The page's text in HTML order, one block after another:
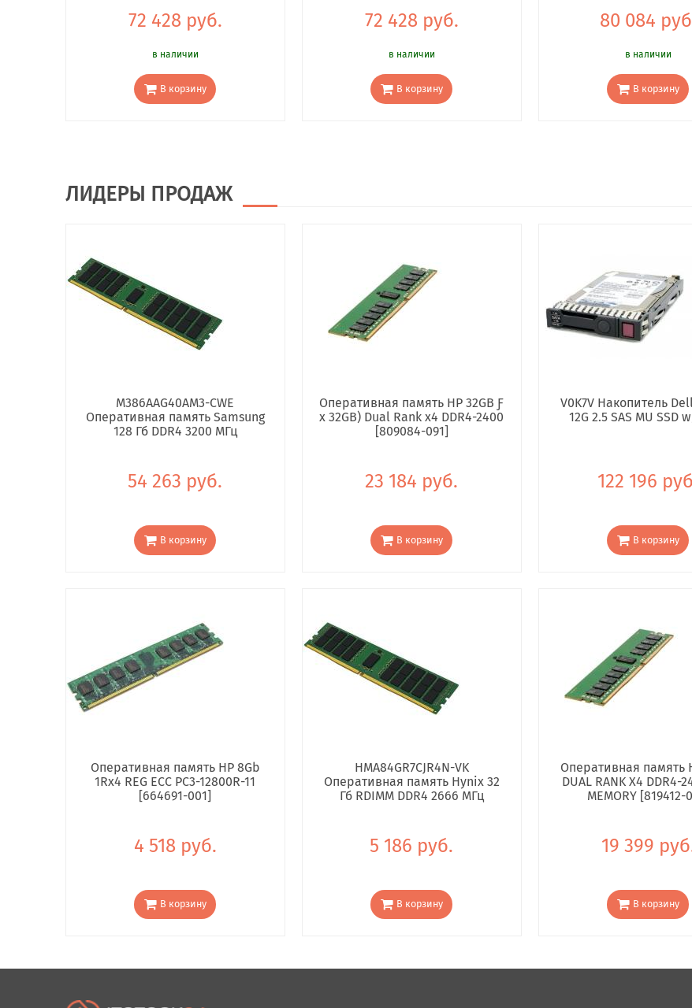
72 428 руб.
в наличии
В корзину
72 428 руб.
в наличии
В корзину
80 084
в наличии
В корзину
ЛИДЕРЫ ПРОДАЖ
M386AAG40AM3-CWE
Оперативная память Samsung
128 Гб DDR4 3200 МГц
54 263 руб.
В корзину
Оперативная память HP 32GB Ƒ
x 32GB) Dual Rank x4 DDR4-2400
[809084-091]
23 184 руб.
В корзину
V0K7V Накопитель
12G 2.5 SAS MU SSD
122 196
В корзину
Оперативная память HP 8Gb
1Rx4 REG ECC PC3-12800R-11
[664691-001]
4 518 руб.
В корзину
HMA84GR7CJR4N-VK
Оперативная память Hynix 32
Гб RDIMM DDR4 2666 МГц
5 186 руб.
В корзину
Оперативная память
DUAL RANK X4 DDR4-
MEMORY [819412-
19 399
В корзину